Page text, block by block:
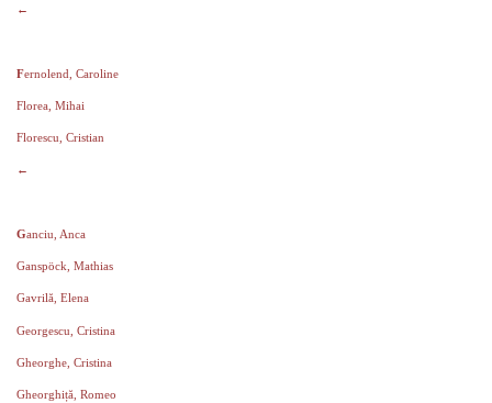
←
Fernolend, Caroline
Florea, Mihai
Florescu, Cristian
←
Ganciu, Anca
Ganspöck, Mathias
Gavrilă, Elena
Georgescu, Cristina
Gheorghe, Cristina
Gheorghiță, Romeo